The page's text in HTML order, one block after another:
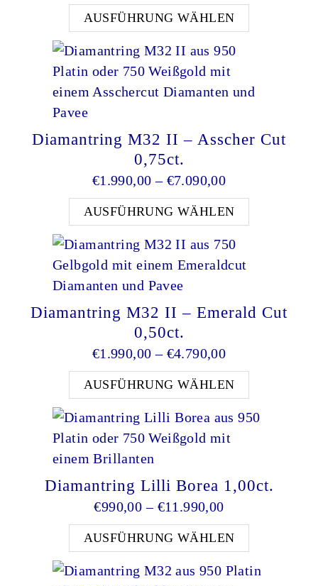
AUSFÜHRUNG WÄHLEN
Diamantring M32 II – Asscher Cut
0,75ct.
€1.990,00 – €7.090,00Preisspanne:
AUSFÜHRUNG WÄHLEN
Diamantring M32 II – Emerald Cut
0,50ct.
€1.990,00 – €4.790,00Preisspanne:
AUSFÜHRUNG WÄHLEN
Diamantring Lilli Borea 1,00ct.
€990,00 – €11.990,00Preisspanne:
AUSFÜHRUNG WÄHLEN